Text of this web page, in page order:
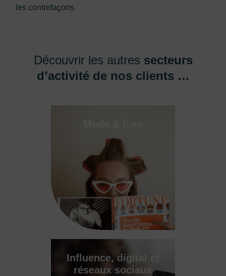
les contrefaçons.
Découvrir les autres secteurs
d’activité de nos clients …
Influence, digital et
réseaux sociaux